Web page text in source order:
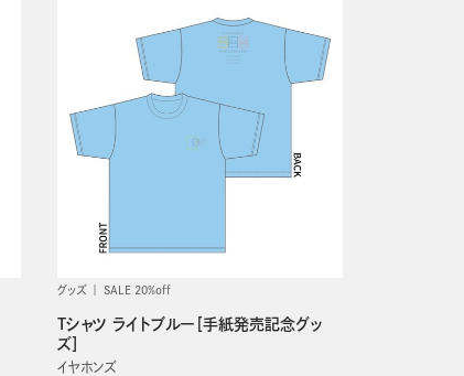
グッズ SALE 20%off
Tシャツ ライトブルー［手紙発売記念グッ
ズ］
イヤホンズ